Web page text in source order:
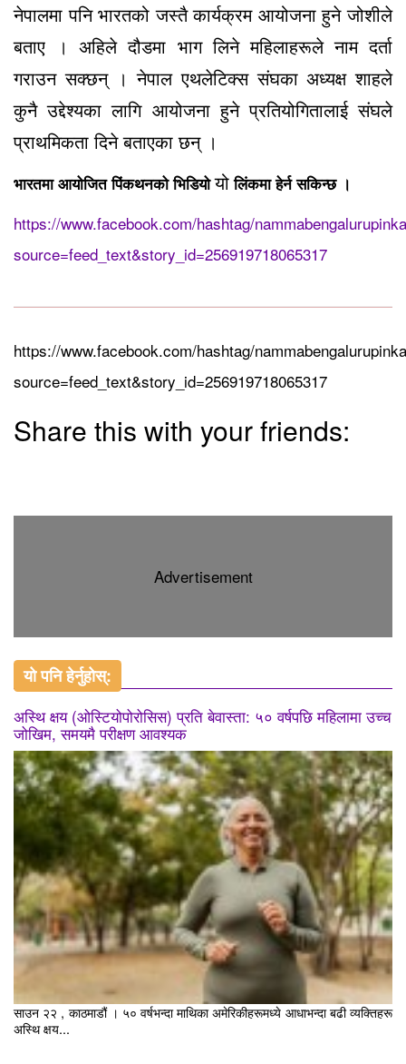
नेपालमा पनि भारतको जस्तै कार्यक्रम आयोजना हुने जोशीले
बताए । अहिले दौडमा भाग लिने महिलाहरूले नाम दर्ता
गराउन सक्छन् । नेपाल एथलेटिक्स संघका अध्यक्ष शाहले
कुनै उद्देश्यका लागि आयोजना हुने प्रतियोगितालाई संघले
प्राथमिकता दिने बताएका छन् ।
भारतमा आयोजित पिंकथनको भिडियोयोलिंकमा हेर्न सकिन्छ ।
https://www.facebook.com/hashtag/
source=feed_text&story_id=256919718065317
https://www.facebook.com/hashtag/
source=feed_text&story_id=256919718065317
Share this with your friends:
Advertisement
यो पनि हेर्नुहोस्:
अस्थि क्षय (ओस्टियोपोरोसिस) प्रति बेवास्ता: ५० वर्षपछि महिलामा उच्च
जोखिम, समयमै परीक्षण आवश्यक
साउन २२ , काठमाडौं । ५० वर्षभन्दा माथिका अमेरिकीहरूमध्ये आधाभन्दा बढी व्यक्तिहरू
अस्थि क्षय...